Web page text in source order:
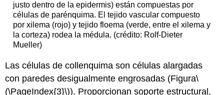
justo dentro de la epidermis) están compuestas por
células de parénquima. El tejido vascular compuesto
por xilema (rojo) y tejido floema (verde, entre el xilema y
la corteza) rodea la médula. (crédito: Rolf-Dieter
Mueller)
Las células decollenquima son células alargadas
con paredes desigualmente engrosadas (Figura\
(\PageIndex{3}\)). Proporcionan soporte estructural,